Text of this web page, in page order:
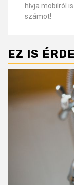
hívja mobilról
számot!
EZ IS